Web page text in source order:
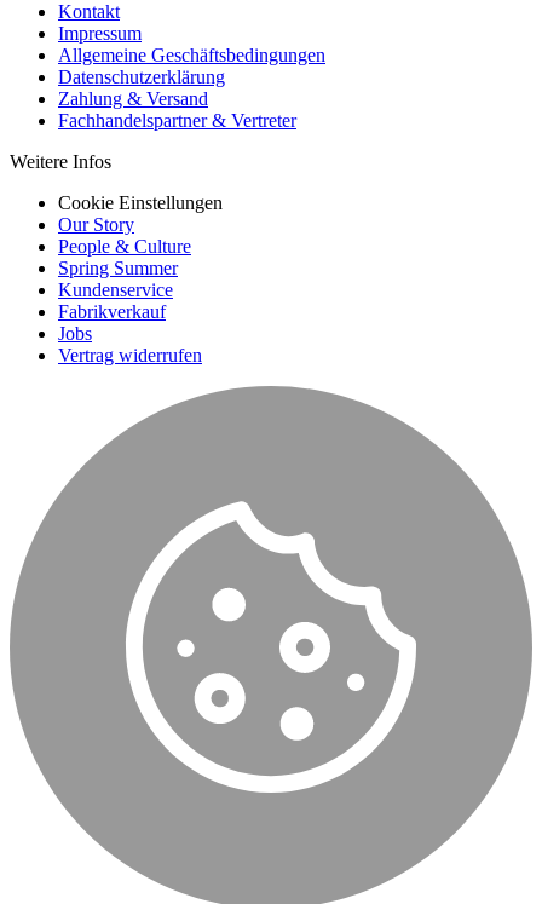
Kontakt
Impressum
Allgemeine Geschäftsbedingungen
Datenschutzerklärung
Zahlung & Versand
Fachhandelspartner & Vertreter
Weitere Infos
Cookie Einstellungen
Our Story
People & Culture
Spring Summer
Kundenservice
Fabrikverkauf
Jobs
Vertrag widerrufen